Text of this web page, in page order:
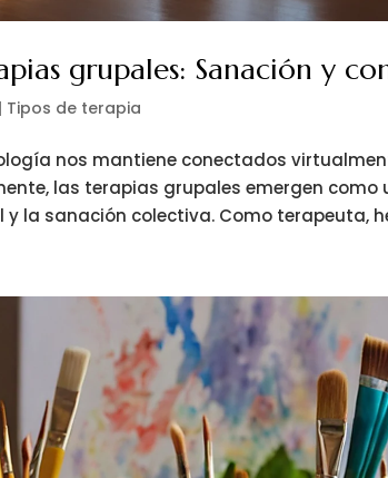
grupales: Sanación y
| Tipos de terapia
nos mantiene conectados
las terapias grupales emergen
la sanación colectiva. Como terapeuta,